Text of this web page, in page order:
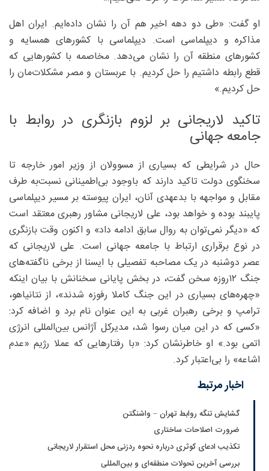
او گفت: «طی دو دهه اخیر هم آن را نشان داده‌ایم. ایران اهل
مذاکره و دیپلماسی است. دیپلماسی با کشورهای همسایه و
کشورهای منطقه آن را نشان می‌دهد. مخاصمه با کشورهایی که
قطع رابطه داشتیم را حل کردیم. با عربستان و مصر مشکلات‌مان را
حل کردیم.»
تاکید لاریجانی بر لزوم بازنگری در روابط با
جامعه جهانی
حال در شرایطی که بسیاری از مسوولان از وزیر امور خارجه تا
سخنگوی دولت تاکید دارند که باوجود بی‌اطمینانی نسبت‌به طرف
مقابل و مواجهه با بدعهدی آنان، ایران پیوسته بر مسیر دیپلماسی
پایبند بوده و خواهد بود، علی لاریجانی مشاور رهبری معتقد است
که «دیگر نمی‌توان به روال سابق ادامه داد» و اکنون وقت بازنگری
در نوع برقراری ارتباط با جامعه جهانی است. علی لاریجانی که
عصر دوشنبه در یک مصاحبه تفصیلی با ایسنا از برخی ناگفته‌های
جنگ ۱۲‌روزه سخن گفت، در بخش پایانی سخنانش با بیان اینکه
«چهره‌های بسیاری در این جنگ کاملا رفوزه شدند»، از نتانیاهو،
ترامپ و برخی رهبران غربی به این عنوان نام برد و اضافه کرد:
«کسی که در این میان رسوا شد، مدیرکل آژانس بین‌المللی انرژی
اتمی بود.» او خاطرنشان کرد: «با رفتارهایی که عملا رژیم «عدم
اشاعه» را بی‌اعتبار کرد.
اخبار مرتبط
گشایش تنگه روابط تهران – واشنگتن
ضرورت اصلاحات ساختاری
تکذیب ادعای کوثری درباره نحوه ردزنی محل استقرار لاریجانی
بررسی آخرین تحولات منطقه‌ای و بین‌المللی